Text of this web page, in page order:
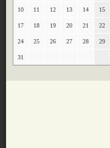
10 11 12 13 14 15
17 18 19 20 21 22
24 25 26 27 28 29
31